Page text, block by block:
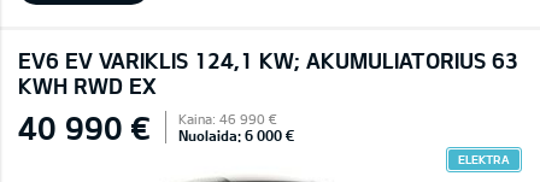
EV6 EV VARIKLIS 124,1 KW; AKUMULIATORIUS 63
KWH RWD EX
40 990 € Kaina: 46 990 €
Nuolaida: 6 000 €
ELEKTRA